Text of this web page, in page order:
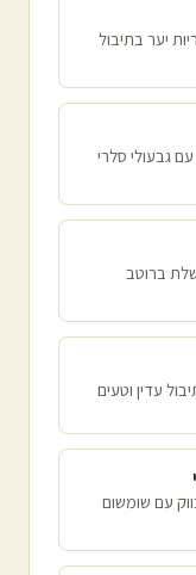
יער בתיבול
גבעולי סלרי
ברוטב
עדין וטעים
עם שומשום